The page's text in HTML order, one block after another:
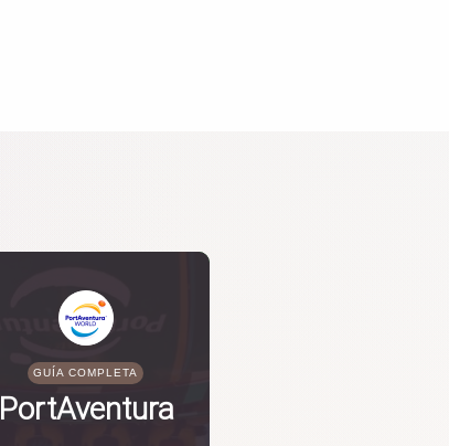
GUÍA COMPLETA
PortAventura